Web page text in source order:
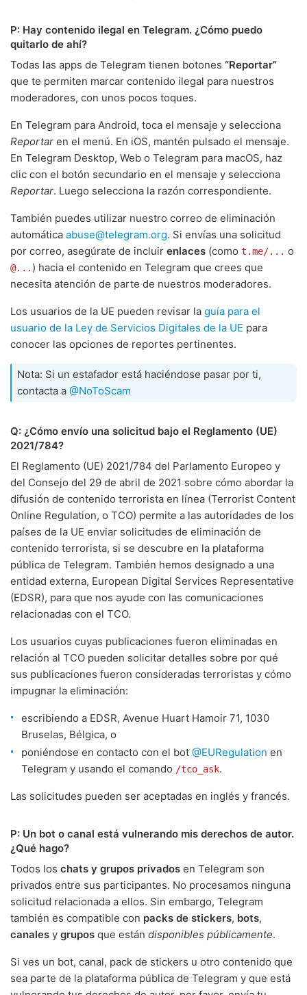
P: Hay contenido ilegal en Telegram. ¿Cómo puedo
quitarlo de ahí?
Todas las apps de Telegram tienen botones “Reportar”
que te permiten marcar contenido ilegal para nuestros
moderadores, con unos pocos toques.
En Telegram para Android, toca el mensaje y selecciona
Reportar en el menú. En iOS, mantén pulsado el mensaje.
En Telegram Desktop, Web o Telegram para macOS, haz
clic con el botón secundario en el mensaje y selecciona
Reportar. Luego selecciona la razón correspondiente.
También puedes utilizar nuestro correo de eliminación
automática abuse@telegram.org. Si envías una solicitud
por correo, asegúrate de incluir enlaces (como t.me/... o
@... ) hacia el contenido en Telegram que crees que
necesita atención de parte de nuestros moderadores.
Los usuarios de la UE pueden revisar la guía para el
usuario de la Ley de Servicios Digitales de la UE para
conocer las opciones de reportes pertinentes.
Nota: Si un estafador está haciéndose pasar por ti,
contacta a @NoToScam
Q: ¿Cómo envío una solicitud bajo el Reglamento (UE)
2021/784?
El Reglamento (UE) 2021/784 del Parlamento Europeo y
del Consejo del 29 de abril de 2021 sobre cómo abordar la
difusión de contenido terrorista en línea (Terrorist Content
Online Regulation, o TCO) permite a las autoridades de los
países de la UE enviar solicitudes de eliminación de
contenido terrorista, si se descubre en la plataforma
pública de Telegram. También hemos designado a una
entidad externa, European Digital Services Representative
(EDSR), para que nos ayude con las comunicaciones
relacionadas con el TCO.
Los usuarios cuyas publicaciones fueron eliminadas en
relación al TCO pueden solicitar detalles sobre por qué
sus publicaciones fueron consideradas terroristas y cómo
impugnar la eliminación:
escribiendo a EDSR, Avenue Huart Hamoir 71, 1030
Bruselas, Bélgica, o
poniéndose en contacto con el bot @EURegulation en
Telegram y usando el comando /tco_ask.
Las solicitudes pueden ser aceptadas en inglés y francés.
P: Un bot o canal está vulnerando mis derechos de autor.
¿Qué hago?
Todos los chats y grupos privados en Telegram son
privados entre sus participantes. No procesamos ninguna
solicitud relacionada a ellos. Sin embargo, Telegram
también es compatible con packs de stickers, bots,
canales y grupos que están disponibles públicamente.
Si ves un bot, canal, pack de stickers u otro contenido que
sea parte de la plataforma pública de Telegram y que está